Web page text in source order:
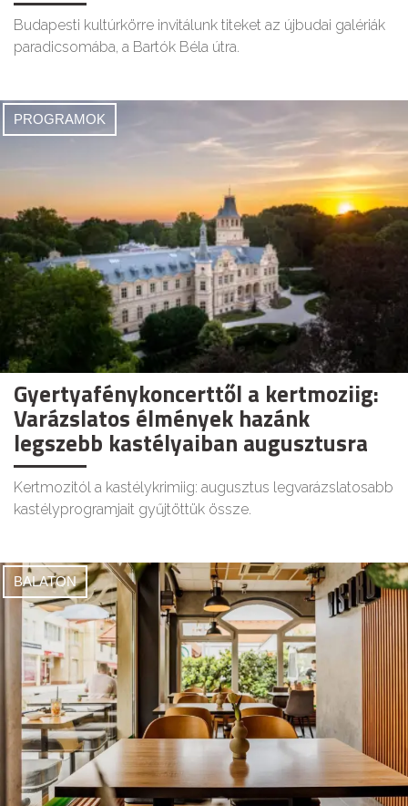
Budapesti kultúrkörre invitálunk titeket az újbudai galériák
paradicsomába, a Bartók Béla útra.
PROGRAMOK
Gyertyafénykoncerttől a kertmoziig:
Varázslatos élmények hazánk
legszebb kastélyaiban augusztusra
Kertmozitól a kastélykrimiig: augusztus legvarázslatosabb
kastélyprogramjait gyűjtöttük össze.
BALATON